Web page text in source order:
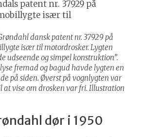
dansk patent nr. 37929 på
især til motordrosker. Lygten
udseende og simpel konstruktion”.
fremad og bagud havde lygten en
på siden. Øverst på vognlygten var
at vise om drosken var fri. Illustration
dør i 1950